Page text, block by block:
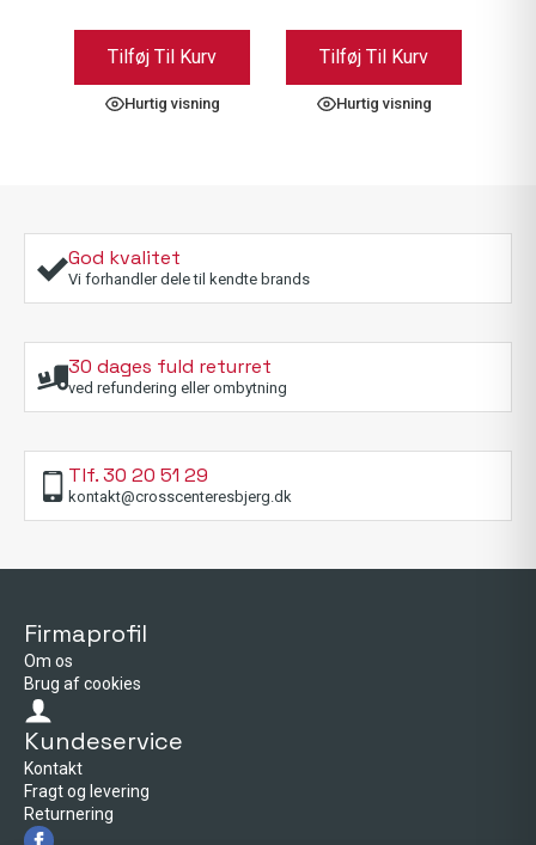
Tilføj Til Kurv
Hurtig visning
1.499,00 kr..
750,00 kr..
Tilføj Til Kurv
Hurtig visning
God kvalitet
Vi forhandler dele til kendte brands
30 dages fuld returret
ved refundering eller ombytning
Tlf. 30 20 51 29
kontakt@crosscenteresbjerg.dk
Firmaprofil
Om os
Brug af cookies
Kundeservice
Kontakt
Fragt og levering
Returnering